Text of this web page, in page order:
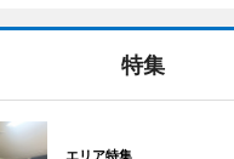
特集
エリア特集